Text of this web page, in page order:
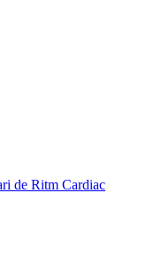
de Ritm Cardiac